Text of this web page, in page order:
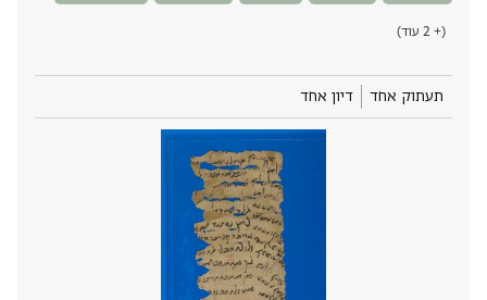
(+ 2 עוד)
תעתוק אחד דיון אחד